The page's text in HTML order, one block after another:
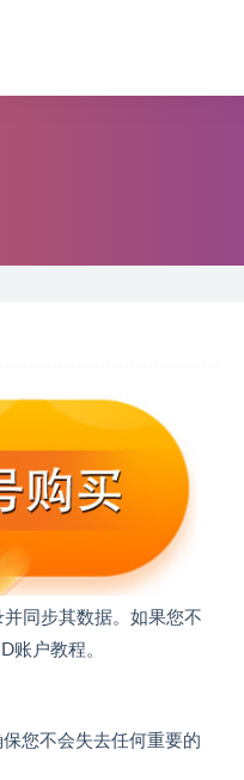
同步其数据。如果您不
账户教程。
您不会失去任何重要的